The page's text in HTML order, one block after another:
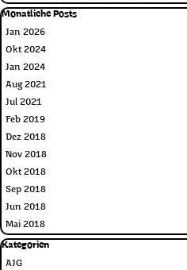
Block überspringen Monatliche Posts
Monatliche Posts
Jan 2026
Okt 2024
Jan 2024
Aug 2021
Jul 2021
Feb 2019
Dez 2018
Nov 2018
Okt 2018
Sep 2018
Jun 2018
Mai 2018
Block überspringen Kategorien
Kategorien
AJG